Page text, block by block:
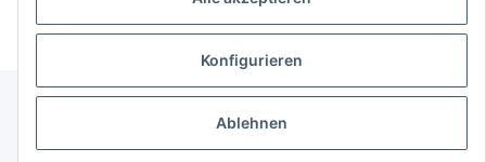
Konfigurieren
Ablehnen
© voltmaster.de